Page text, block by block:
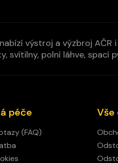
výstroj a výzbroj AČR
svítilny, polní láhve, spací
péče
(FAQ)
Vše